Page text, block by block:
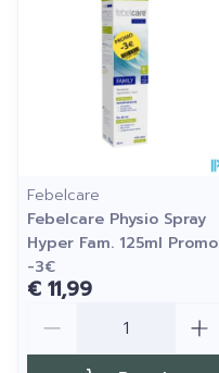
Febelcare
Febelcare Physio Spray
Hyper Fam. 125ml Promo
-3€
€ 11,99